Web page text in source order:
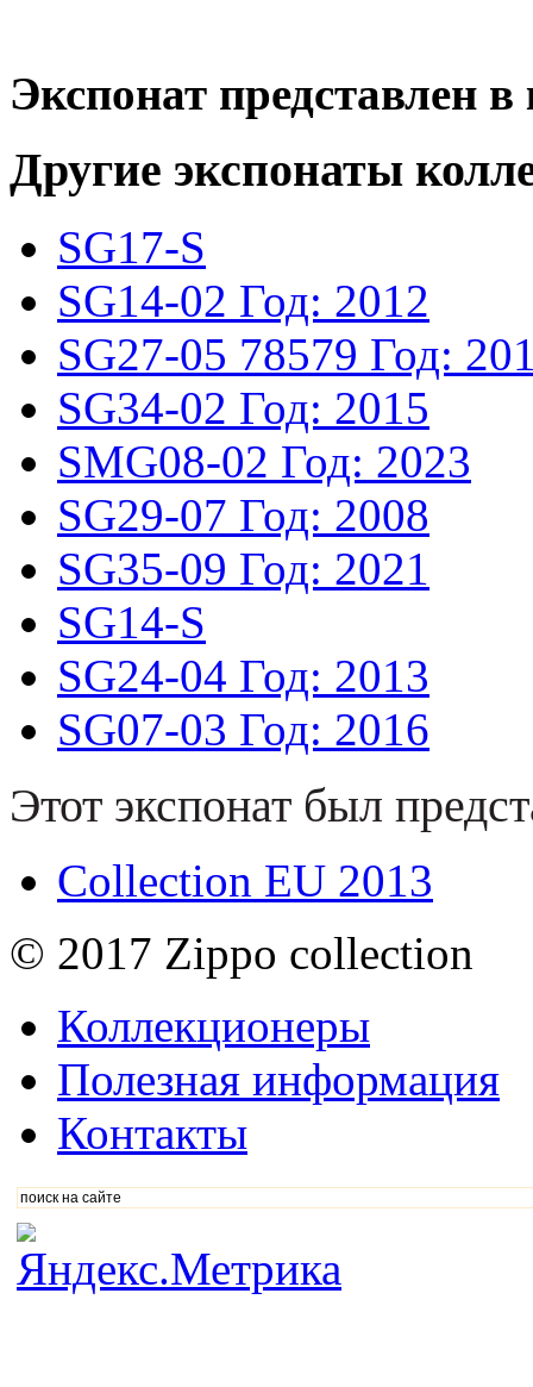
Экспонат представлен
Другие экспонаты
SG17-S
SG14-02 Год: 2012
SG27-05 78579 Год:
SG34-02 Год: 2015
SMG08-02 Год: 2023
SG29-07 Год: 2008
SG35-09 Год: 2021
SG14-S
SG24-04 Год: 2013
SG07-03 Год: 2016
Этот экспонат был
Collection EU 2013
© 2017 Zippo collection
Коллекционеры
Полезная информация
Контакты